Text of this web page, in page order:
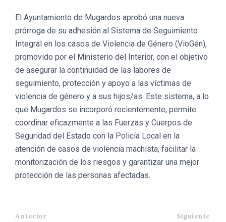
El Ayuntamiento de Mugardos aprobó una nueva
prórroga de su adhesión al Sistema de Seguimiento
Integral en los casos de Violencia de Género (VioGén),
promovido por el Ministerio del Interior, con el objetivo
de asegurar la continuidad de las labores de
seguimiento, protección y apoyo a las víctimas de
violencia de género y a sus hijos/as. Este sistema, a lo
que Mugardos se incorporó recientemente, permite
coordinar eficazmente a las Fuerzas y Cuerpos de
Seguridad del Estado con la Policía Local en la
atención de casos de violencia machista, facilitar la
monitorización de los riesgos y garantizar una mejor
protección de las personas afectadas.
Anterior Siguiente